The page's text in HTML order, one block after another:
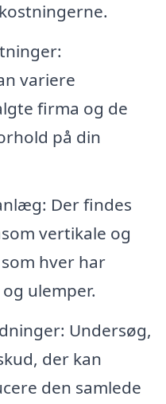
variere
firma og de
på din
Der findes
vertikale og
hver har
ulemper.
Undersøg,
der kan
den samlede